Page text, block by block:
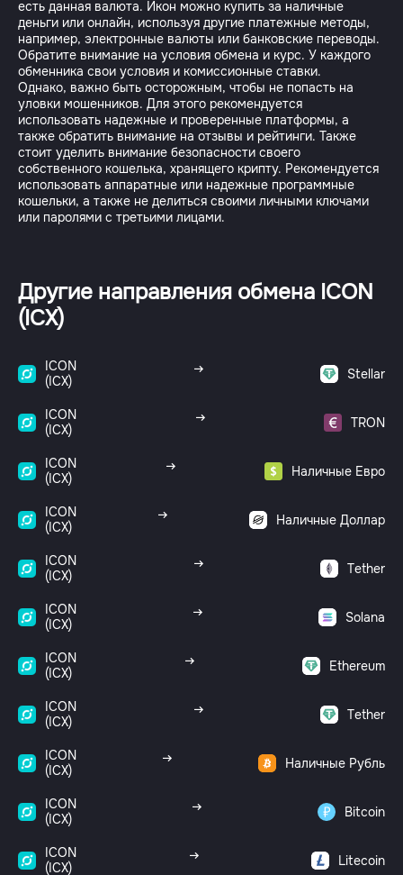
есть данная валюта. Икон можно купить за наличные
деньги или онлайн, используя другие платежные методы,
например, электронные валюты или банковские переводы.
Обратите внимание на условия обмена и курс. У каждого
обменника свои условия и комиссионные ставки.
Однако, важно быть осторожным, чтобы не попасть на
уловки мошенников. Для этого рекомендуется
использовать надежные и проверенные платформы, а
также обратить внимание на отзывы и рейтинги. Также
стоит уделить внимание безопасности своего
собственного кошелька, хранящего крипту. Рекомендуется
использовать аппаратные или надежные программные
кошельки, а также не делиться своими личными ключами
или паролями с третьими лицами.
Другие направления обмена ICON
(ICX)
ICON
(ICX)
Stellar
ICON
(ICX)
TRON
ICON
(ICX)
Наличные Евро
ICON
(ICX)
Наличные Доллар
ICON
(ICX)
Tether
ICON
(ICX)
Solana
ICON
(ICX)
Ethereum
ICON
(ICX)
Tether
ICON
(ICX)
Наличные Рубль
ICON
(ICX)
Bitcoin
ICON
(ICX)
Litecoin